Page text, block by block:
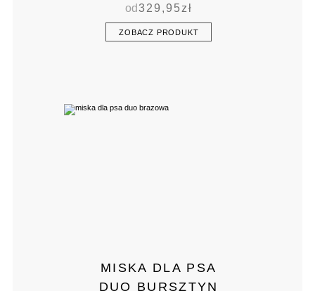
od329,95zł
ZOBACZ PRODUKT
MISKA DLA PSA
DUO BURSZTYN